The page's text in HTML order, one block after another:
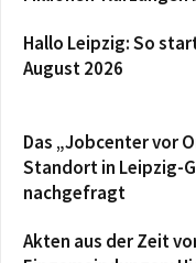
Hallo Leipzig: So
August 2026
Das „Jobcenter vor
Standort in Leipzig-
nachgefragt
Akten aus der Zeit